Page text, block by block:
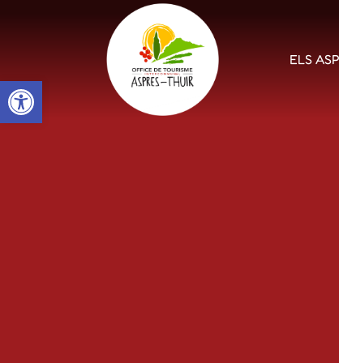
Open toolbar
ELS